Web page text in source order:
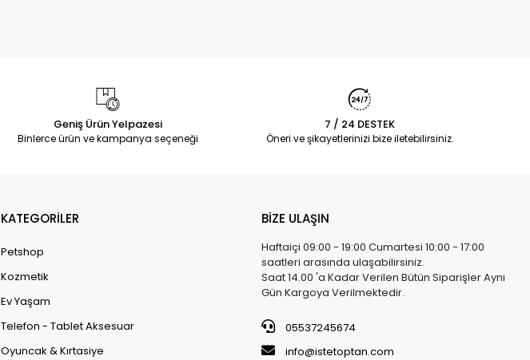
Geniş Ürün Yelpazesi
Binlerce ürün ve kampanya seçeneği
7 / 24 DESTEK
Öneri ve şikayetlerinizi bize iletebilirsiniz.
KATEGORİLER
Petshop
Kozmetik
Ev Yaşam
Telefon - Tablet Aksesuar
Oyuncak & Kırtasiye
BİZE ULAŞIN
Haftaiçi 09:00 - 19:00 Cumartesi 10:00 - 17:00
saatleri arasında ulaşabilirsiniz.
Saat 14.00 'a Kadar Verilen Bütün Siparişler Aynı
Gün Kargoya Verilmektedir.
05537245674
info@istetoptan.com